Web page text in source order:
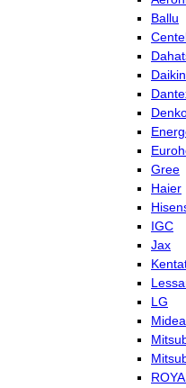
Ballu
Daikin
Gree
Haier
IGC
Jax
LG
Midea